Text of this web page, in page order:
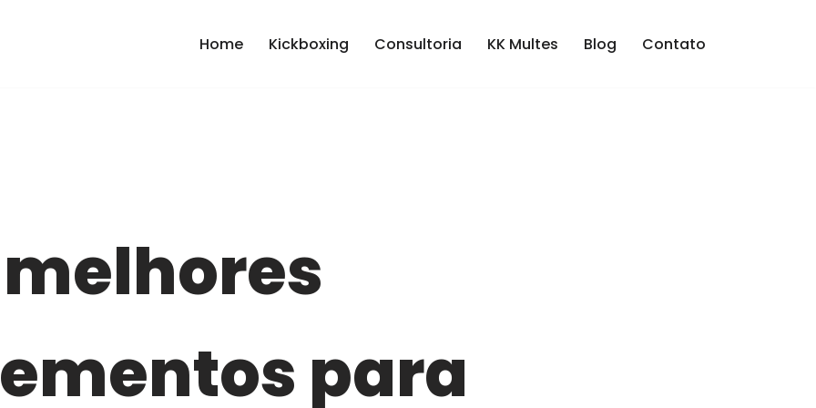
Home Kickboxing Consultoria KK Multes Blog Contato
melhores
para